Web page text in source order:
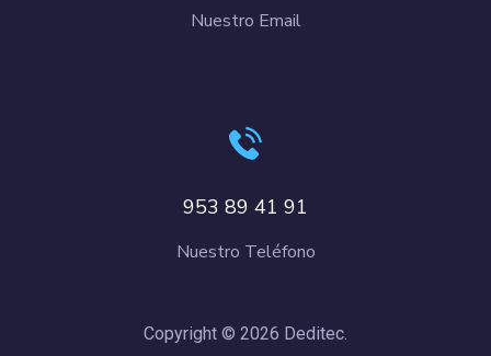
Nuestro Email
953 89 41 91
Nuestro Teléfono
Copyright © 2026 Deditec.